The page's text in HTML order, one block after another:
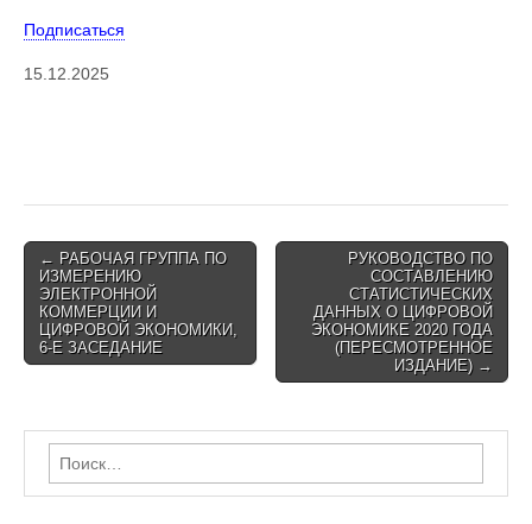
Подписаться
15.12.2025
Post
navigation
← РАБОЧАЯ ГРУППА ПО
ИЗМЕРЕНИЮ
ЭЛЕКТРОННОЙ
КОММЕРЦИИ И
ЦИФРОВОЙ ЭКОНОМИКИ,
6-Е ЗАСЕДАНИЕ
РУКОВОДСТВО ПО
СОСТАВЛЕНИЮ
СТАТИСТИЧЕСКИХ
ДАННЫХ О ЦИФРОВОЙ
ЭКОНОМИКЕ 2020 ГОДА
(ПЕРЕСМОТРЕННОЕ
ИЗДАНИЕ) →
Найти: